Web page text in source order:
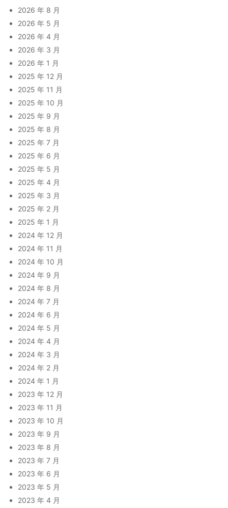
2026 年 8 月
2026 年 5 月
2026 年 4 月
2026 年 3 月
2026 年 1 月
2025 年 12 月
2025 年 11 月
2025 年 10 月
2025 年 9 月
2025 年 8 月
2025 年 7 月
2025 年 6 月
2025 年 5 月
2025 年 4 月
2025 年 3 月
2025 年 2 月
2025 年 1 月
2024 年 12 月
2024 年 11 月
2024 年 10 月
2024 年 9 月
2024 年 8 月
2024 年 7 月
2024 年 6 月
2024 年 5 月
2024 年 4 月
2024 年 3 月
2024 年 2 月
2024 年 1 月
2023 年 12 月
2023 年 11 月
2023 年 10 月
2023 年 9 月
2023 年 8 月
2023 年 7 月
2023 年 6 月
2023 年 5 月
2023 年 4 月